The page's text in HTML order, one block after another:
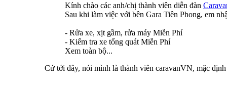
Kính chào các anh/chị thành viên diễn đàn
Sau khi làm việc với bên Gara Tiên Phong, em
- Rửa xe, xịt gầm, rửa máy Miễn Phí
- Kiểm tra xe tổng quát Miễn Phí
Xem toàn bộ...
Cứ tới đây, nói mình là thành viên caravanVN, mặc